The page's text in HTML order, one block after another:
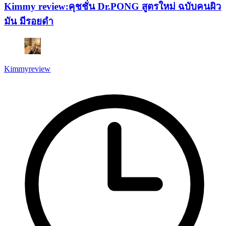
Kimmy review:คุชชั่น Dr.PONG สูตรใหม่ ฉบับคนผิว
มัน มีรอยดำ
Kimmyreview